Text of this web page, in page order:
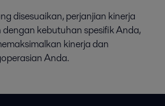
disesuaikan, perjanjian kinerja
kebutuhan spesifik Anda,
kinerja dan
Anda.